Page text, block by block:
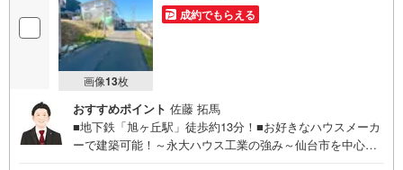
画像13枚
成約でもらえる
おすすめポイント 佐藤 拓馬
■地下鉄「旭ヶ丘駅」徒歩約13分！■お好きなハウスメーカ
ーで建築可能！～永大ハウス工業の強み～仙台市を中心に